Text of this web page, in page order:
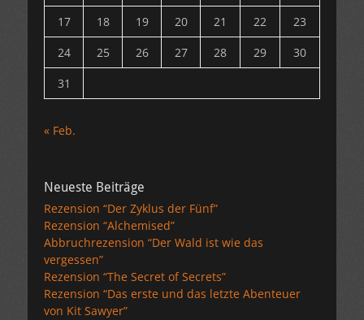
17
18 19 20 21 22
23
24
25 26 27 28 29
30
31
« Feb.
Neueste Beiträge
Rezension “Der Zyklus der Fünf”
Rezension “Alchemised”
Abbruchrezension “Der Wald ist wie das
vergessen”
Rezension “The Secret of Secrets”
Rezension “Das erste und das letzte Abenteuer
von Kit Sawyer”